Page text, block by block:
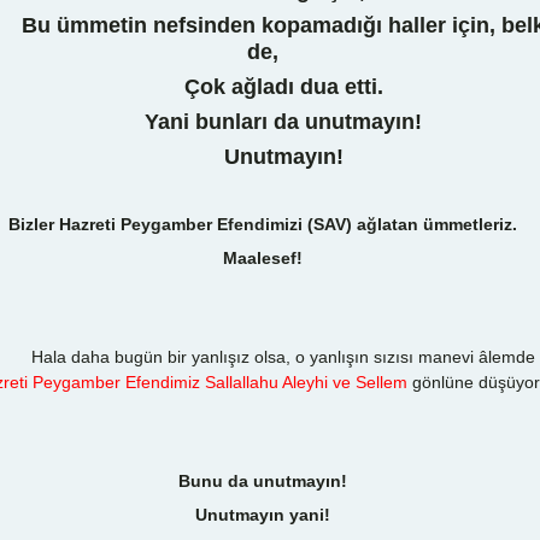
ümmetin nefsinden kopamadığı haller için,
de,
Çok ağladı dua etti.
Yani bunları da unutmayın!
Unutmayın!
Bizler Hazreti Peygamber Efendimizi (SAV) ağlatan ümmetleriz.
Maalesef!
daha bugün bir yanlışız olsa, o yanlışın sızısı manevi âlemde
Peygamber Efendimiz Sallallahu Aleyhi ve Sellem gönlüne
Bunu da unutmayın!
Unutmayın yani!